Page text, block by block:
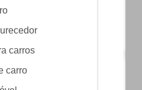
carros
carro